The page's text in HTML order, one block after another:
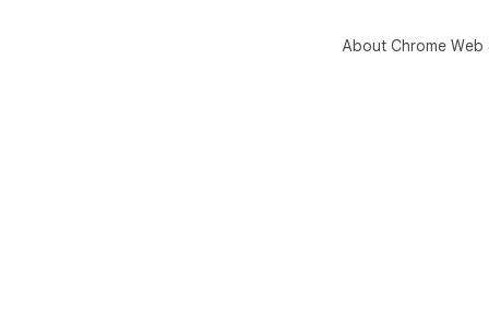
About Chrome Web